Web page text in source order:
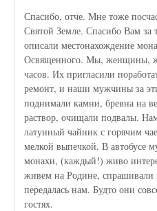
Спасибо, отче. Мне тоже
Святой Земле. Спасибо Вам за
описали местонахождение
Освященного. Мы, женщины,
часов. Их пригласили
ремонт, и наши мужчины за
поднимали камни, бревна на
раствор, очищали подвалы.
латунный чайник с горячим
мелкой выпечкой. В автобусе
монахи, (каждый!) живо
живем на Родине,
передалась нам. Будто они
гостях.